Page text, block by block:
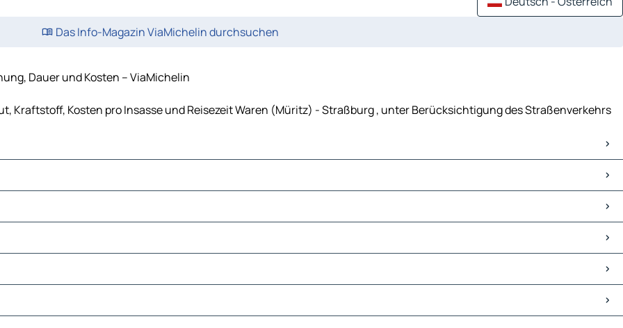
Das Info-Magazin ViaMichelin durchsuchen
Dauer und Kosten – ViaMichelin
Kraftstoff, Kosten pro Insasse und Reisezeit Waren (Müritz) - Straßburg , unter Berücksichtigung des Straßenverkehrs